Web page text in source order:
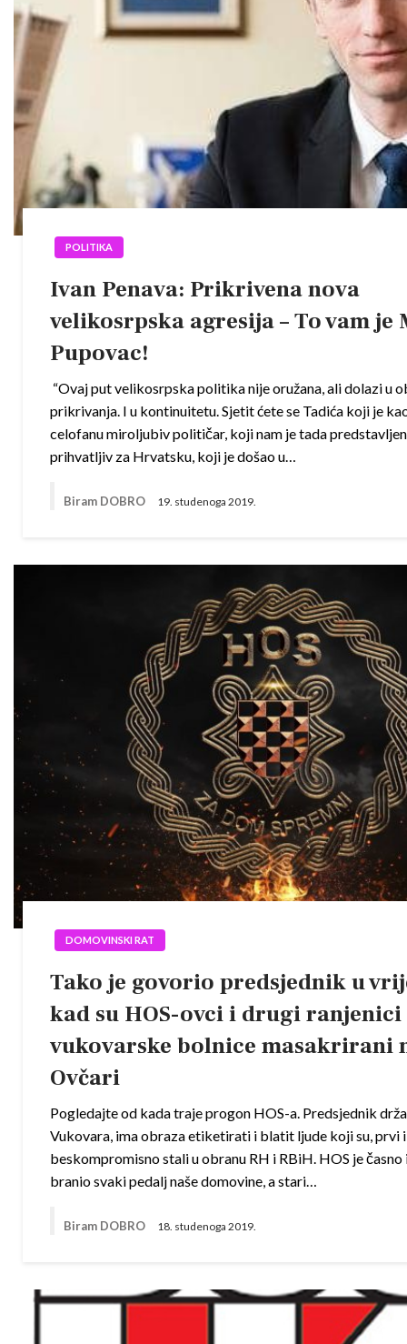
POLITIKA
Ivan Penava: Prikrivena nova
velikosrpska agresija – To vam
Pupovac!
“Ovaj put velikosrpska politika nije oružana, ali dolazi u
prikrivanja. I u kontinuitetu. Sjetit ćete se Tadića koji je
celofanu miroljubiv političar, koji nam je tada
prihvatljiv za Hrvatsku, koji je došao u…
Biram DOBRO 19. studenoga 2019.
DOMOVINSKI RAT
Tako je govorio predsjednik u
kad su HOS-ovci i drugi ranjenici
vukovarske bolnice masakrirani
Ovčari
Pogledajte od kada traje progon HOS-a. Predsjednik
Vukovara, ima obraza etiketirati i blatit ljude koji su, prvi
beskompromisno stali u obranu RH i RBiH. HOS je
branio svaki pedalj naše domovine, a stari…
Biram DOBRO 18. studenoga 2019.